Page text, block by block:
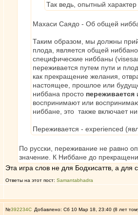
Так ведь, опытный
Махаси Саядо - Об общей
Таким образом, мы должны
плода, является общей
специфические ниббаны
переживается путем пути и
как прекращение желания,
настоящее, прошлое или
ниббана просто переживается
воспринимают или
ниббане, это также включает
Переживается - experienced
По русски, переживание не равно
значение. К Ниббане до
Эта игра слов не для Бодхисаттв, а
Ответы на этот пост: Samantabhadra
№392234 Добавлено: Сб 10 Мар 18, 23:40 (8 лет